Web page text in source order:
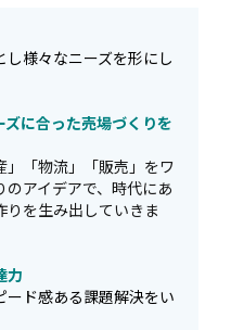
様々なニーズを形にし
ズに合った売場づくりを
」「物流」「販売」をワ
アイデアで、時代にあ
りを生み出していきま
力
ード感ある課題解決をい